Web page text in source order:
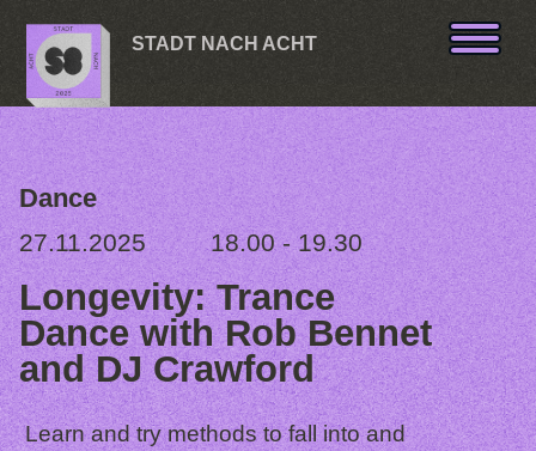
STADT NACH ACHT
Dance
27.11.2025 18.00 - 19.30
Longevity: Trance
Dance with Rob Bennet
and DJ Crawford
Learn and try methods to fall into and